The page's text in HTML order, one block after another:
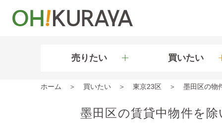
売りたい 買いたい
ホーム 買いたい 東京23区 墨田区の物
墨田区の賃貸中物件を